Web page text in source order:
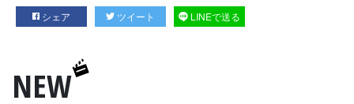
シェア ツイート LINEで送る
NEW